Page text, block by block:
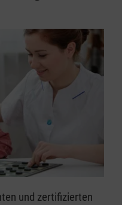
und zertifizierten